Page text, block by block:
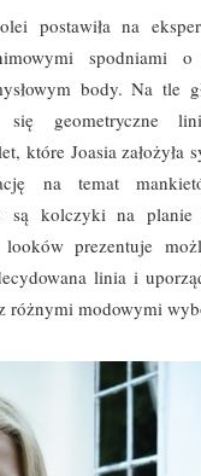
postawiła na
spodniami o
body. Na tle
geometryczne
które Joasia założyła
na temat
są kolczyki na planie
prezentuje
linia i
różnymi modowymi